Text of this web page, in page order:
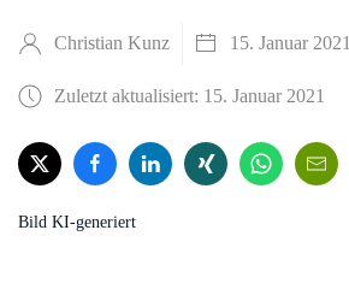
Christian Kunz 15. Januar 2021
Zuletzt aktualisiert: 15. Januar 2021
Bild KI-generiert